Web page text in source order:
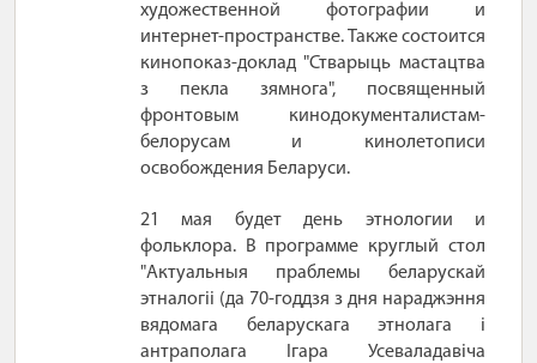
художественной фотографии и
интернет-пространстве. Также состоится
кинопоказ-доклад "Стварыць мастацтва
з пекла зямнога", посвященный
фронтовым кинодокументалистам-
белорусам и кинолетописи
освобождения Беларуси.
21 мая будет день этнологии и
фольклора. В программе круглый стол
"Актуальныя праблемы беларускай
этналогіі (да 70-годдзя з дня нараджэння
вядомага беларускага этнолага і
антраполага Ігара Усеваладавіча